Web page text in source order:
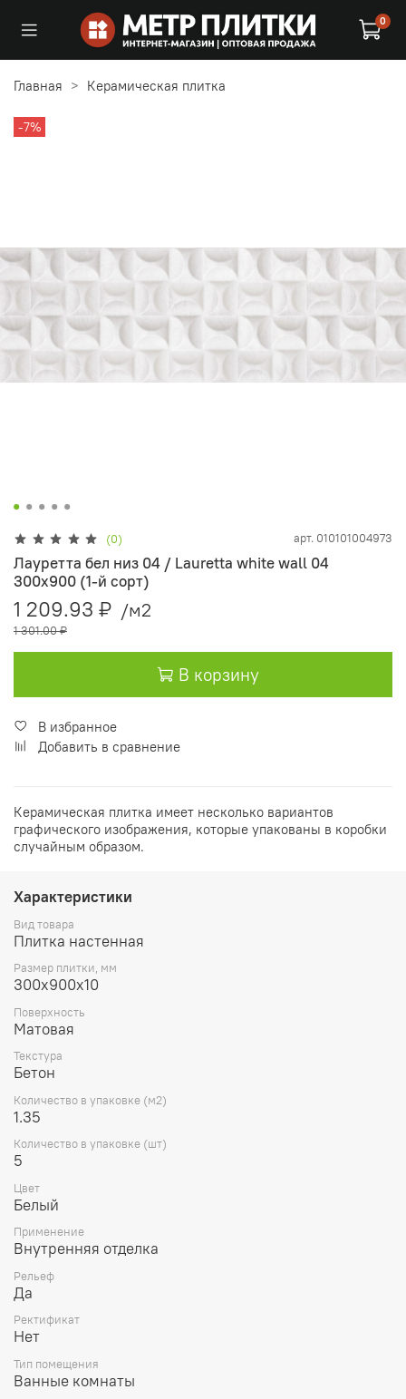
0
Главная Керамическая плитка
-7%
(0) арт. 010101004973
Лауретта бел низ 04 / Lauretta white wall 04
300х900 (1-й сорт)
1 209.93 ₽ /м2
1 301.00 ₽
В корзину
В избранное
Добавить в сравнение
Керамическая плитка имеет несколько вариантов
графического изображения, которые упакованы в коробки
случайным образом.
Характеристики
Вид товара
Плитка настенная
Размер плитки, мм
300х900х10
Поверхность
Матовая
Текстура
Бетон
Количество в упаковке (м2)
1.35
Количество в упаковке (шт)
5
Цвет
Белый
Применение
Внутренняя отделка
Рельеф
Да
Ректификат
Нет
Тип помещения
Ванные комнаты